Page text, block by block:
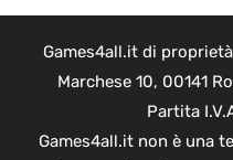
Games4all.it di
Marchese 10, 00141
Partita
Games4all.it non è una